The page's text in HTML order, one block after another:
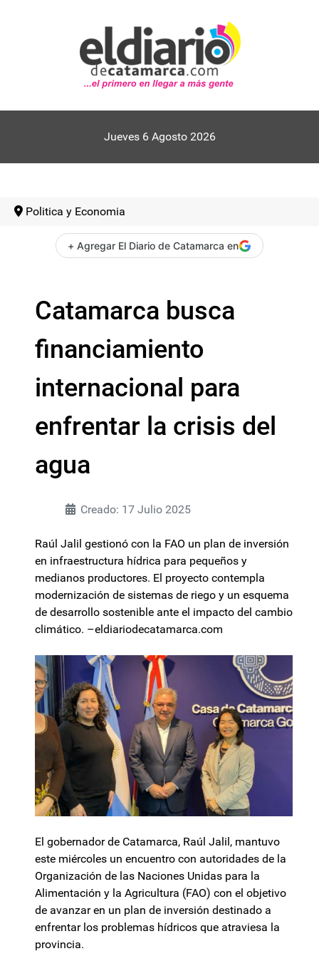
Jueves 6 Agosto 2026
Politica y Economia
+ Agregar El Diario de Catamarca en
Catamarca busca
financiamiento
internacional para
enfrentar la crisis del
agua
Creado: 17 Julio 2025
Raúl Jalil gestionó con la FAO un plan de inversión
en infraestructura hídrica para pequeños y
medianos productores. El proyecto contempla
modernización de sistemas de riego y un esquema
de desarrollo sostenible ante el impacto del cambio
climático. –eldiariodecatamarca.com
El gobernador de Catamarca, Raúl Jalil, mantuvo
este miércoles un encuentro con autoridades de la
Organización de las Naciones Unidas para la
Alimentación y la Agricultura (FAO) con el objetivo
de avanzar en un plan de inversión destinado a
enfrentar los problemas hídricos que atraviesa la
provincia.